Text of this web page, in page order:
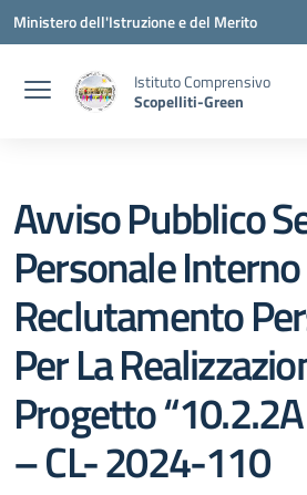
Vai ai contenuti
Vai al menu di navigazione
Vai al footer
Ministero dell'Istruzione e del Merito
Istituto Comprensivo
Scopelliti-Green
Avviso Pubblico
Personale
Reclutamento
Per La
Progetto
– CL- 2024-110